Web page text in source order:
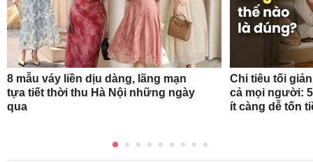
8 mẫu váy liền dịu dàng, lãng mạn
tựa tiết thời thu Hà Nội những ngày
qua
Chi tiêu tối
cả mọi người:
ít càng dễ tốn